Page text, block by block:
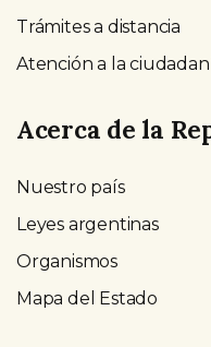
Trámites a distancia
Atención a la
Acerca de la
Nuestro país
Leyes argentinas
Organismos
Mapa del Estado